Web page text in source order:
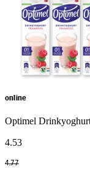
online
Optimel
4.53
4.77